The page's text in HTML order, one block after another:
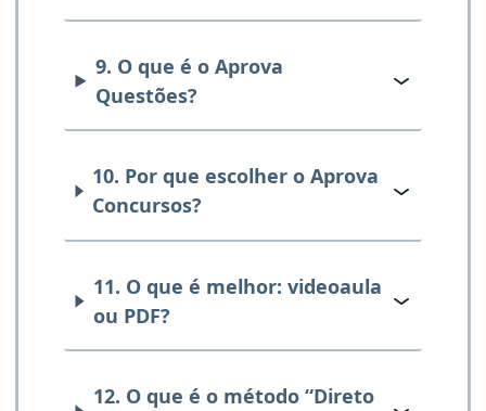
9. O que é o Aprova
Questões?
10. Por que escolher o Aprova
Concursos?
11. O que é melhor: videoaula
ou PDF?
12. O que é o método “Direto